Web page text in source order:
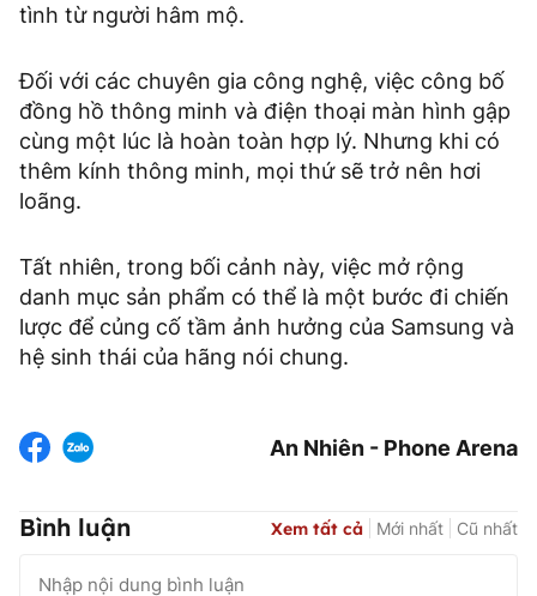
tình từ người hâm mộ.
Đối với các chuyên gia công nghệ, việc công bố
đồng hồ thông minh và điện thoại màn hình gập
cùng một lúc là hoàn toàn hợp lý. Nhưng khi có
thêm kính thông minh, mọi thứ sẽ trở nên hơi
loãng.
Tất nhiên, trong bối cảnh này, việc mở rộng
danh mục sản phẩm có thể là một bước đi chiến
lược để củng cố tầm ảnh hưởng của Samsung và
hệ sinh thái của hãng nói chung.
An Nhiên - Phone Arena
Bình luận Xem tất cả Mới nhất Cũ nhất